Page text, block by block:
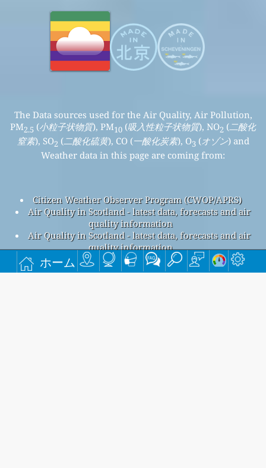
ホーム
The Data sources used for the Air Quality, Air Pollution,
PM2.5 (小粒子状物質), PM10 (吸入性粒子状物質), NO2 (二酸化
窒素), SO2 (二酸化硫黄), CO (一酸化炭素), O3 (オゾン) and
Weather data in this page are coming from:
Citizen Weather Observer Program (CWOP/APRS)
Air Quality in Scotland - latest data, forecasts and air
quality information
Air Quality in Scotland - latest data, forecasts and air
quality information
UK-AIR, air quality information resource - Defra, UK
Fife Kirkcaldy, イギリスの大気汚染